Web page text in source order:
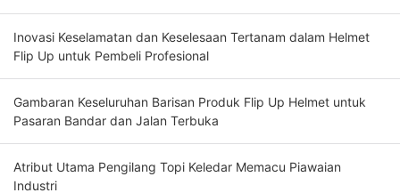
Inovasi Keselamatan dan Keselesaan Tertanam dalam Helmet
Flip Up untuk Pembeli Profesional
Gambaran Keseluruhan Barisan Produk Flip Up Helmet untuk
Pasaran Bandar dan Jalan Terbuka
Atribut Utama Pengilang Topi Keledar Memacu Piawaian
Industri